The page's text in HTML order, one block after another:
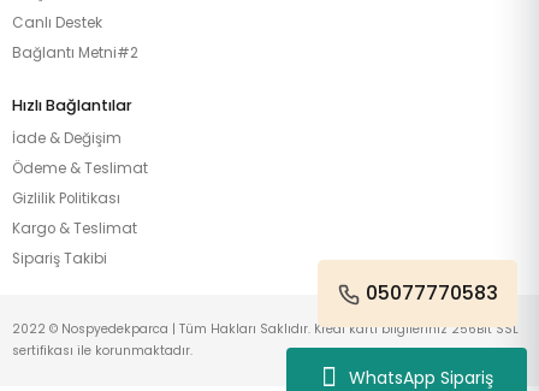
WhatsApp Sipariş
Canlı Destek
Bağlantı Metni#2
Hızlı Bağlantılar
İade & Değişim
Ödeme & Teslimat
Gizlilik Politikası
Kargo & Teslimat
Sipariş Takibi
05077770583
2022 © Nospyedekparca | Tüm Hakları Saklıdır. Kredi kartı bilgileriniz 256Bit SSL
sertifikası ile korunmaktadır.